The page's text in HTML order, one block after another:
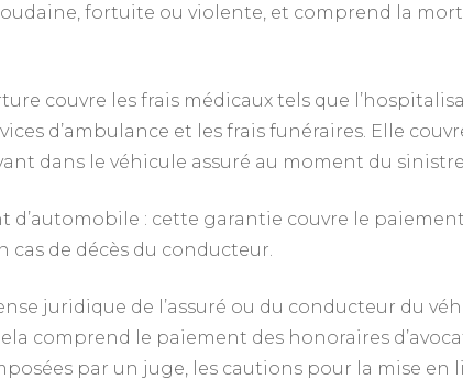
fortuite ou violente, et comprend la
couvre les frais médicaux tels que
d’ambulance et les frais funéraires. Elle
dans le véhicule assuré au moment du
d’automobile : cette garantie couvre le
cas de décès du conducteur.
juridique de l’assuré ou du conducteur du
comprend le paiement des honoraires
par un juge, les cautions pour la mise en